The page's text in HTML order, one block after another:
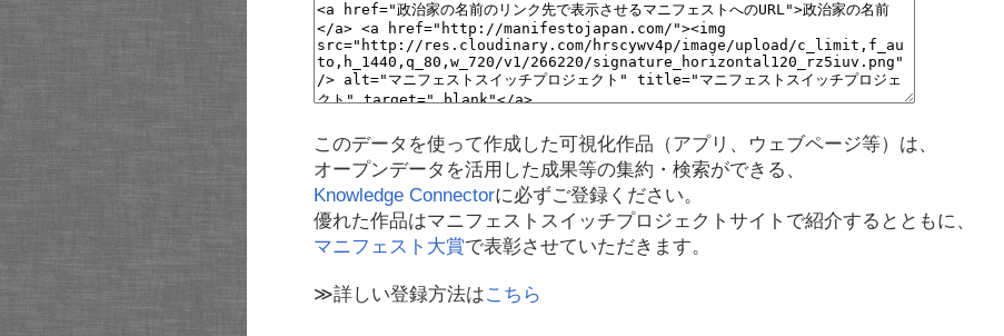
このデータを使って作成した可視化作品（アプリ、ウェブページ等）は、
オープンデータを活用した成果等の集約・検索ができる、
Knowledge Connectorに必ずご登録ください。
優れた作品はマニフェストスイッチプロジェクトサイトで紹介するとともに、
マニフェスト大賞で表彰させていただきます。
≫詳しい登録方法はこちら